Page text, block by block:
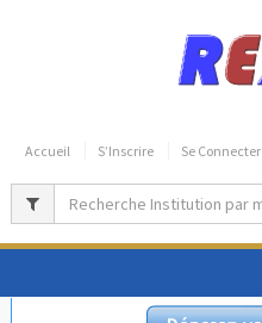
Accueil S’Inscrire Se Connecter